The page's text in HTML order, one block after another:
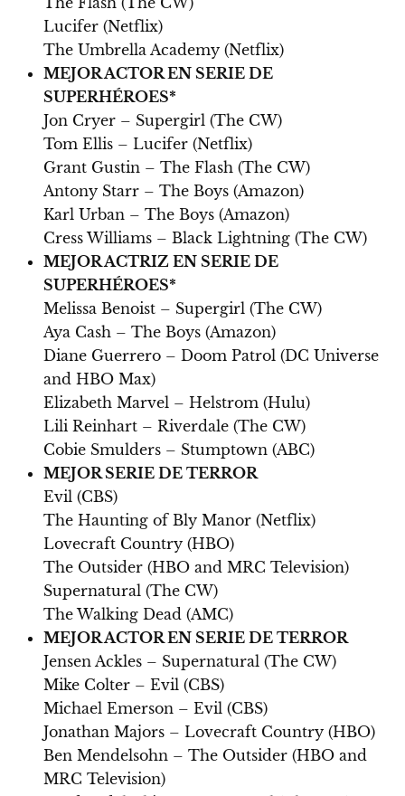
Lucifer (Netflix)
The Umbrella Academy (Netflix)
MEJOR ACTOR EN SERIE DE
SUPERHÉROES*
Jon Cryer – Supergirl (The CW)
Tom Ellis – Lucifer (Netflix)
Grant Gustin – The Flash (The CW)
Antony Starr – The Boys (Amazon)
Karl Urban – The Boys (Amazon)
Cress Williams – Black Lightning (The CW)
MEJOR ACTRIZ EN SERIE DE
SUPERHÉROES*
Melissa Benoist – Supergirl (The CW)
Aya Cash – The Boys (Amazon)
Diane Guerrero – Doom Patrol (DC Universe
and HBO Max)
Elizabeth Marvel – Helstrom (Hulu)
Lili Reinhart – Riverdale (The CW)
Cobie Smulders – Stumptown (ABC)
MEJOR SERIE DE TERROR
Evil (CBS)
The Haunting of Bly Manor (Netflix)
Lovecraft Country (HBO)
The Outsider (HBO and MRC Television)
Supernatural (The CW)
The Walking Dead (AMC)
MEJOR ACTOR EN SERIE DE TERROR
Jensen Ackles – Supernatural (The CW)
Mike Colter – Evil (CBS)
Michael Emerson – Evil (CBS)
Jonathan Majors – Lovecraft Country (HBO)
Ben Mendelsohn – The Outsider (HBO and
MRC Television)